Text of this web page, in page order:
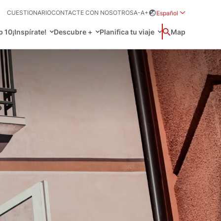
CUESTIONARIOCONTACTE CON NOSOTROSA-A+
Español
10¡Inspírate! Descubre +
y más
Planifica tu viaje
prácticos
tu viaje
Buscar
Map